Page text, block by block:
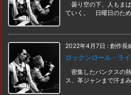
曇り空の下、人もま
ていく。 日曜日のた
2022年4月7日 : 創作長
ロックンロール・ラ
密集したパンクスの
ス、革ジャンまで汗ま